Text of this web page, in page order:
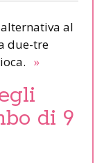
al
due-tre
»
di 9